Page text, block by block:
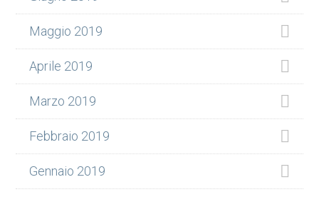
Maggio 2019
Aprile 2019
Marzo 2019
Febbraio 2019
Gennaio 2019